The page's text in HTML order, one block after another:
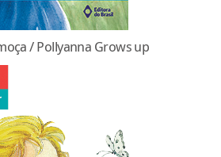
/ Pollyanna Grows up